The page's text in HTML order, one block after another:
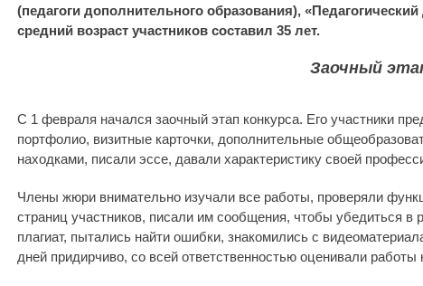
(педагоги дополнительного образования),
средний возраст участников составил 35 лет.
Заочный
С 1 февраля начался заочный этап конкурса. Его участники
портфолио, визитные карточки, дополнительные
находками, писали эссе, давали характеристику своей
Члены жюри внимательно изучали все работы, проверяли
страниц участников, писали им сообщения, чтобы убедиться в
плагиат, пытались найти ошибки, знакомились с
дней придирчиво, со всей ответственностью оценивали работы